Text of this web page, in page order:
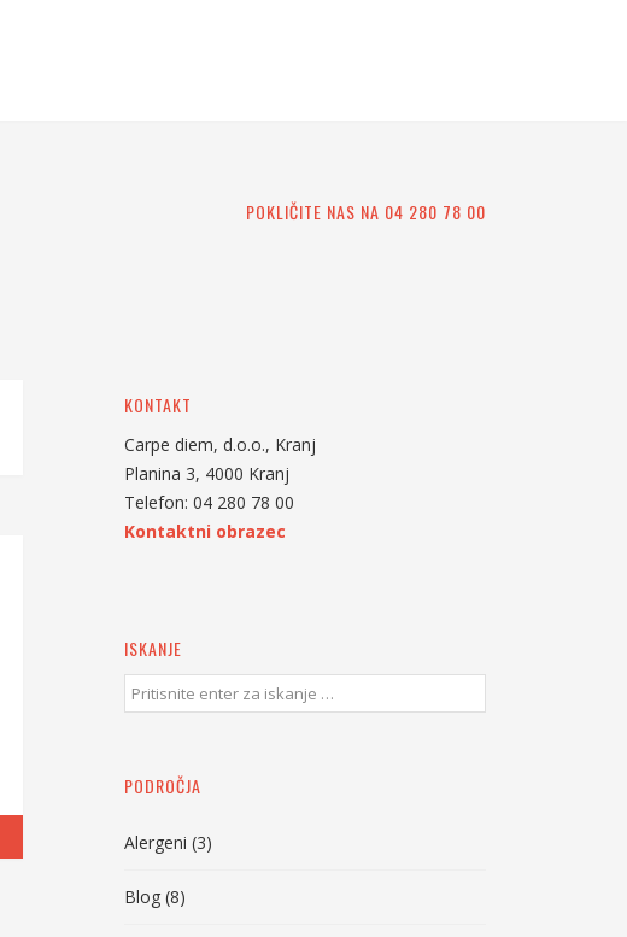
POKLIČITE NAS NA 04 280 78 00
KONTAKT
Carpe diem, d.o.o., Kranj
Planina 3, 4000 Kranj
Telefon: 04 280 78 00
Kontaktni obrazec
ISKANJE
PODROČJA
Alergeni (3)
Blog (8)